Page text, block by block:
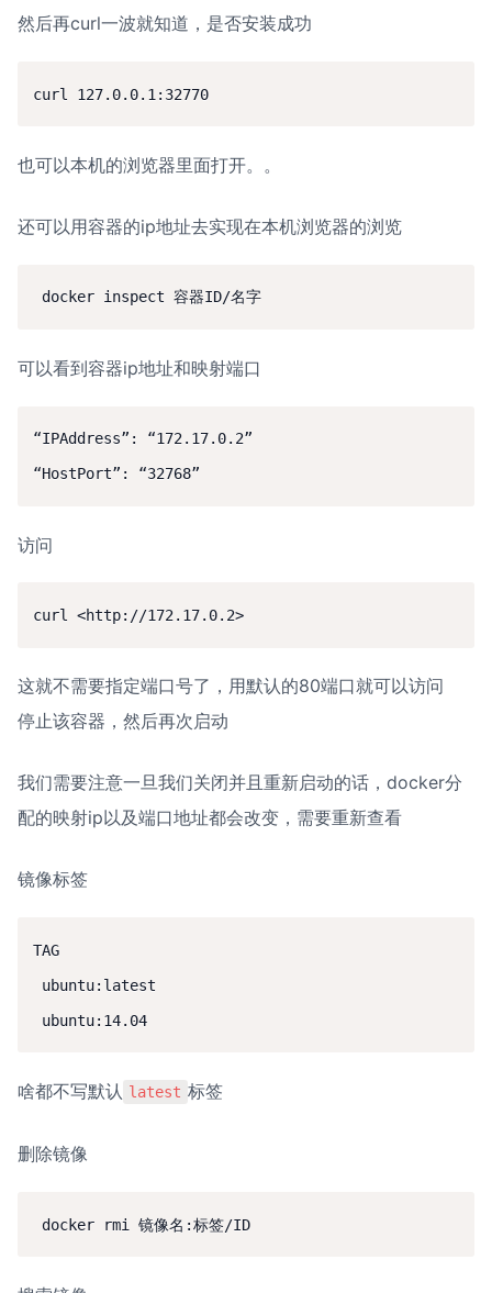
然后再curl一波就知道，是否安装成功
curl 127.0.0.1:32770
也可以本机的浏览器里面打开。。
还可以用容器的ip地址去实现在本机浏览器的浏览
docker inspect 容器ID/名字
可以看到容器ip地址和映射端口
“IPAddress”: “172.17.0.2”
访问
curl <http://172.17.0.2>
这就不需要指定端口号了，用默认的80端口就可以访问
停止该容器，然后再次启动
我们需要注意一旦我们关闭并且重新启动的话，docker分
配的映射ip以及端口地址都会改变，需要重新查看
镜像标签
TAG
ubuntu:latest
ubuntu:14.04
啥都不写默认 latest 标签
删除镜像
docker rmi 镜像名:标签/ID